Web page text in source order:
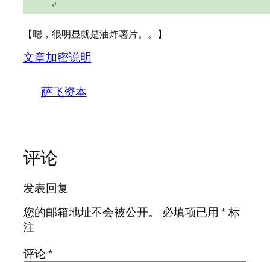
【嗯，很明显就是油炸薯片。。】
文章加密说明
萨飞资本
评论
发表回复
您的邮箱地址不会被公开。
必填项已用*标
注
评论*